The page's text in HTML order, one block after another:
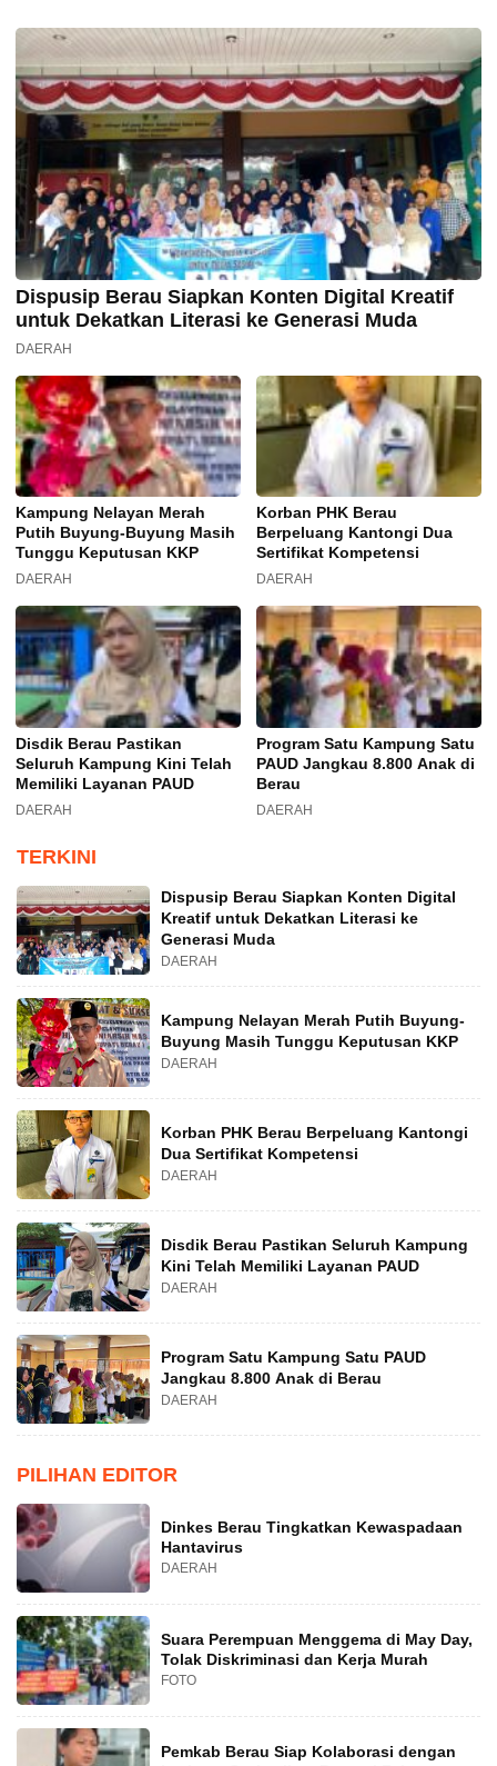
Dispusip Berau Siapkan Konten Digital Kreatif
untuk Dekatkan Literasi ke Generasi Muda
DAERAH
Kampung Nelayan Merah
Putih Buyung-Buyung Masih
Tunggu Keputusan KKP
DAERAH
Korban PHK Berau
Berpeluang Kantongi Dua
Sertifikat Kompetensi
DAERAH
Disdik Berau Pastikan
Seluruh Kampung Kini Telah
Memiliki Layanan PAUD
DAERAH
Program Satu Kampung Satu
PAUD Jangkau 8.800 Anak di
Berau
DAERAH
TERKINI
Dispusip Berau Siapkan Konten Digital
Kreatif untuk Dekatkan Literasi ke
Generasi Muda
DAERAH
Kampung Nelayan Merah Putih Buyung-
Buyung Masih Tunggu Keputusan KKP
DAERAH
Korban PHK Berau Berpeluang Kantongi
Dua Sertifikat Kompetensi
DAERAH
Disdik Berau Pastikan Seluruh Kampung
Kini Telah Memiliki Layanan PAUD
DAERAH
Program Satu Kampung Satu PAUD
Jangkau 8.800 Anak di Berau
DAERAH
PILIHAN EDITOR
Dinkes Berau Tingkatkan Kewaspadaan
Hantavirus
DAERAH
Suara Perempuan Menggema di May Day,
Tolak Diskriminasi dan Kerja Murah
FOTO
Pemkab Berau Siap Kolaborasi dengan